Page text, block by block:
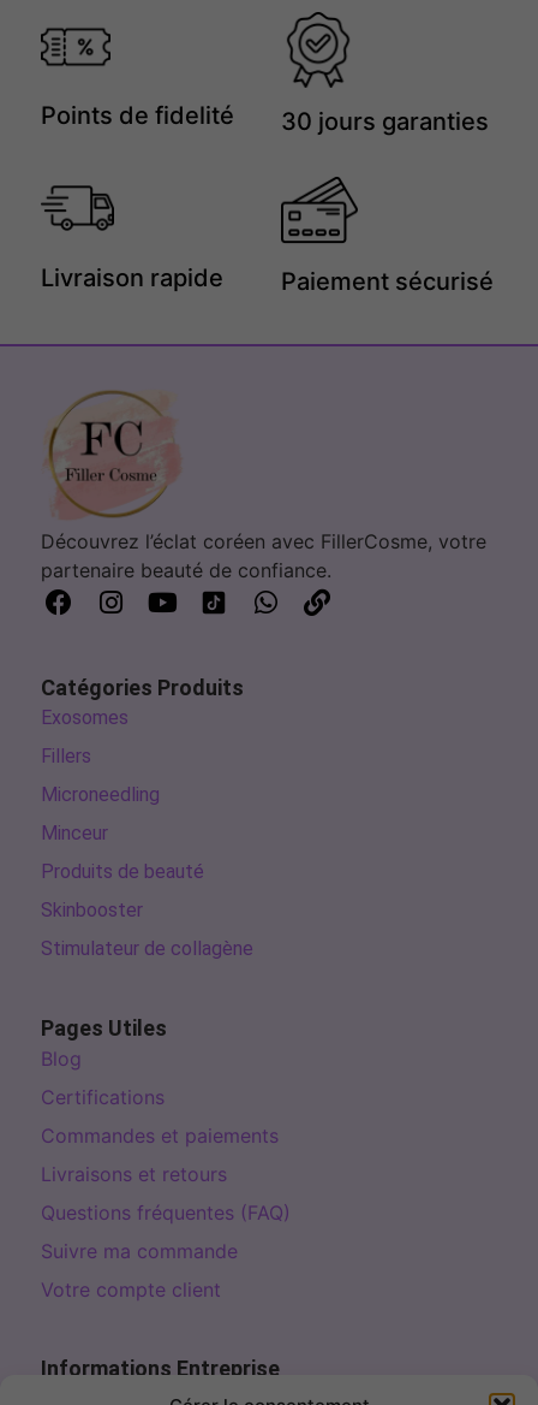
Points de fidelité 30 jours garanties
Livraison rapide Paiement sécurisé
Découvrez l’éclat coréen avec FillerCosme, votre
partenaire beauté de confiance.
Catégories Produits
Exosomes
Fillers
Microneedling
Minceur
Produits de beauté
Skinbooster
Stimulateur de collagène
Pages Utiles
Blog
Certifications
Commandes et paiements
Livraisons et retours
Questions fréquentes (FAQ)
Suivre ma commande
Votre compte client
Informations Entreprise
Page de contact